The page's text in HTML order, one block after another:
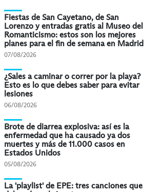
Fiestas de San Cayetano, de San
Lorenzo y entradas gratis al Museo del
Romanticismo: estos son los mejores
planes para el fin de semana en Madrid
07/08/2026
¿Sales a caminar o correr por la playa?
Esto es lo que debes saber para evitar
lesiones
06/08/2026
Brote de diarrea explosiva: así es la
enfermedad que ha causado ya dos
muertes y más de 11.000 casos en
Estados Unidos
05/08/2026
La 'playlist' de EPE: tres canciones que